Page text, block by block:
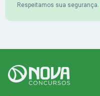
Respeitamos sua segurança.